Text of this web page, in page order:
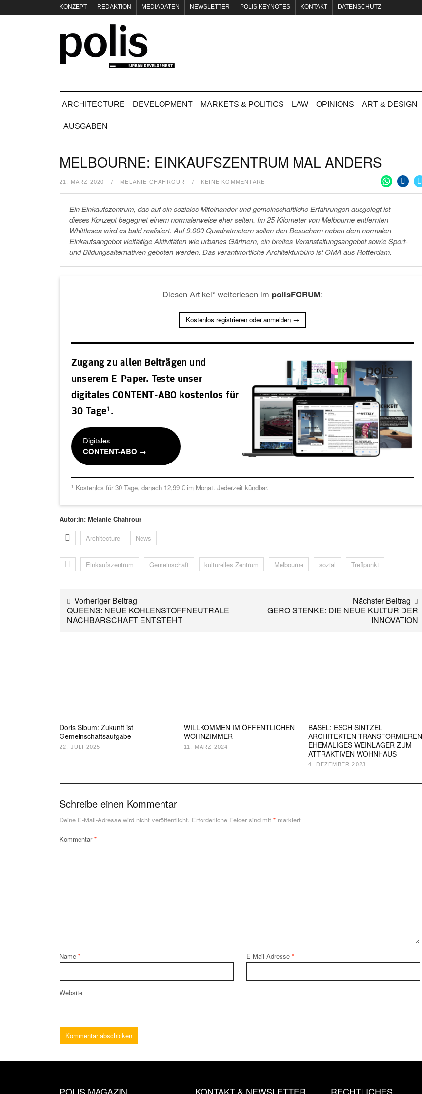
KONZEPT REDAKTION MEDIADATEN NEWSLETTER POLIS KEYNOTES KONTAKT DATENSCHUTZ
ARCHITECTURE DEVELOPMENT MARKETS & POLITICS LAW OPINIONS ART & DESIGN
AUSGABEN
MELBOURNE: EINKAUFSZENTRUM MAL ANDERS
21. MÄRZ 2020 / MELANIE CHAHROUR / KEINE KOMMENTARE
Ein Einkaufszentrum, das auf ein soziales Miteinander und gemeinschaftliche Erfahrungen ausgelegt ist –
dieses Konzept begegnet einem normalerweise eher selten. Im 25 Kilometer von Melbourne entfernten
Whittlesea wird es bald realisiert. Auf 9.000 Quadratmetern sollen den Besuchern neben dem normalen
Einkaufsangebot vielfältige Aktivitäten wie urbanes Gärtnern, ein breites Veranstaltungsangebot sowie Sport-
und Bildungsalternativen geboten werden. Das verantwortliche Architekturbüro ist OMA aus Rotterdam.
Diesen Artikel* weiterlesen im polisFORUM:
Kostenlos registrieren oder anmelden →
Zugang zu allen Beiträgen und
unserem E-Paper. Teste unser
digitales CONTENT-ABO kostenlos für
30 Tage1 .
Digitales
CONTENT-ABO →
1 Kostenlos für 30 Tage, danach 12,99 € im Monat. Jederzeit kündbar.
Autor:in: Melanie Chahrour
Architecture News
Einkaufszentrum Gemeinschaft kulturelles Zentrum Melbourne sozial Treffpunkt
Vorheriger Beitrag
QUEENS: NEUE KOHLENSTOFFNEUTRALE
NACHBARSCHAFT ENTSTEHT
Nächster Beitrag
GERO STENKE: DIE NEUE KULTUR DER
INNOVATION
Doris Sibum: Zukunft ist
Gemeinschaftsaufgabe
22. JULI 2025
WILLKOMMEN IM ÖFFENTLICHEN
WOHNZIMMER
11. MÄRZ 2024
BASEL: ESCH SINTZEL
ARCHITEKTEN TRANSFORMIEREN
EHEMALIGES WEINLAGER ZUM
ATTRAKTIVEN WOHNHAUS
4. DEZEMBER 2023
Schreibe einen Kommentar
Deine E-Mail-Adresse wird nicht veröffentlicht. Erforderliche Felder sind mit * markiert
Kommentar*
Name * E-Mail-Adresse *
Website
POLIS MAGAZIN KONTAKT & NEWSLETTER RECHTLICHES